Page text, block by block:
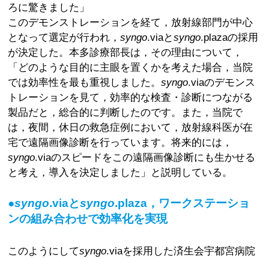
ろに驚きました」
このデモンストレーションを経て，放射線部門が中心
となって選定が行われ，syngo.viaとsyngo.plazaの採用
が決定した。本多診療部長は，その理由について，
「どのような目的に主眼を置くかを考えた場合，当院
では効率性を最も重視しました。syngo.viaのデモンス
トレーションを見て，効率的な検査・診断につながる
製品だと，総合的に判断したのです。また，当院で
は，夜間，休日の救急症例において，放射線科医が在
宅で遠隔画像診断を行っています。将来的には，
syngo.viaのスピードをこの遠隔画像診断にも生かせる
と考え，導入を決定しました」と説明している。
●syngo.viaとsyngo.plaza，ワークステーショ
ンの組み合わせで効率化を実現
このようにしてsyngo.viaを採用した済生会宇都宮病院